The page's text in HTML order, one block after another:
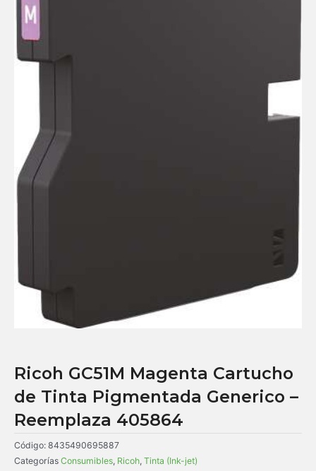
Ricoh GC51M Magenta Cartucho
de Tinta Pigmentada Generico –
Reemplaza 405864
Código: 8435490695887
Categorías Consumibles, Ricoh, Tinta (Ink-jet)